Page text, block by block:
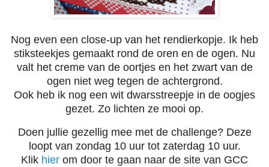
Nog even een close-up van het rendierkopje. Ik heb
stiksteekjes gemaakt rond de oren en de ogen. Nu
valt het creme van de oortjes en het zwart van de
ogen niet weg tegen de achtergrond.
Ook heb ik nog een wit dwarsstreepje in de oogjes
gezet. Zo lichten ze mooi op.
Doen jullie gezellig mee met de challenge? Deze
loopt van zondag 10 uur tot zaterdag 10 uur.
Klik hier om door te gaan naar de site van GCC